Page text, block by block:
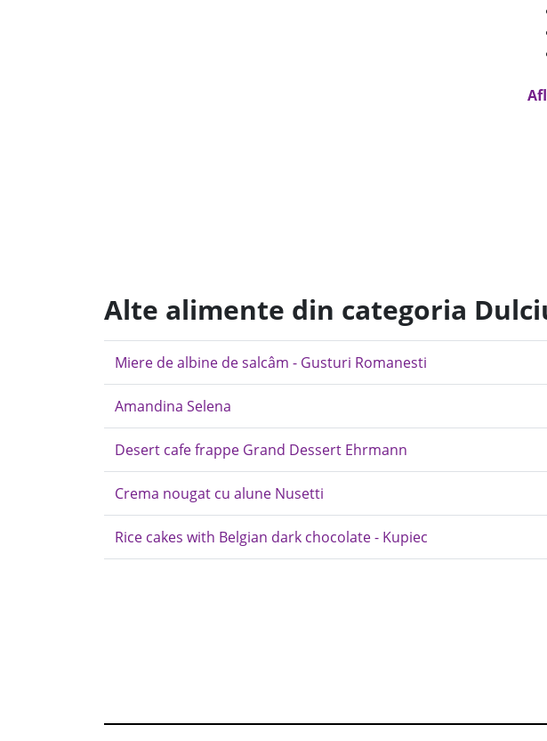
Alte alimente din categoria
Miere de albine de salcâm - Gusturi Romanesti
Amandina Selena
Desert cafe frappe Grand Dessert Ehrmann
Crema nougat cu alune Nusetti
Rice cakes with Belgian dark chocolate - Kupiec